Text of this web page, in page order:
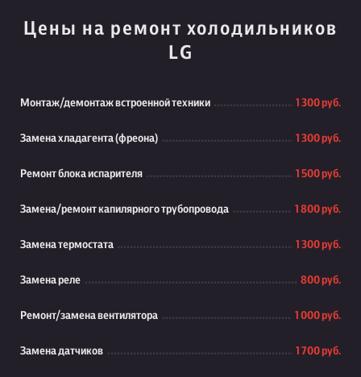
Цены на ремонт холодильников
LG
Монтаж/демонтаж встроенной техники 1 300 руб.
Замена хладагента (фреона) 1 300 руб.
Ремонт блока испарителя 1 500 руб.
Замена/ремонт капилярного трубопровода 1 800 руб.
Замена термостата 1 300 руб.
Замена реле 800 руб.
Ремонт/замена вентилятора 1 000 руб.
Замена датчиков 1 700 руб.